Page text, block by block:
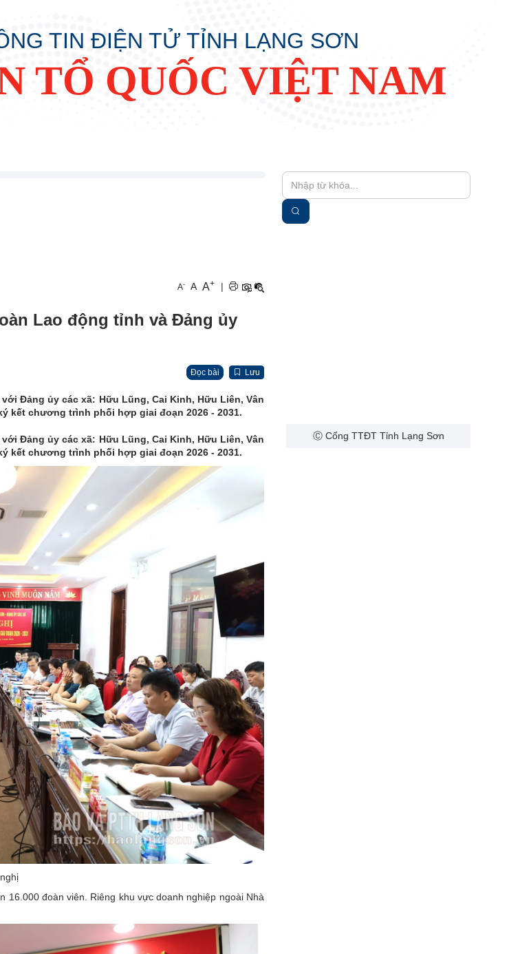
TIN ĐIỆN TỬ TỈNH LẠNG SƠN
TỔ QUỐC VIỆT NAM
A- A A+ |
Lao động tỉnh và Đảng ủy
Đọc bài Lưu
Đảng ủy các xã: Hữu Lũng, Cai Kinh, Hữu Liên, Vân
kết chương trình phối hợp giai đoạn 2026 - 2031.
Đảng ủy các xã: Hữu Lũng, Cai Kinh, Hữu Liên, Vân
kết chương trình phối hợp giai đoạn 2026 - 2031.
đoàn viên. Riêng khu vực doanh nghiệp ngoài Nhà
Ⓒ Cổng TTĐT Tỉnh Lạng Sơn